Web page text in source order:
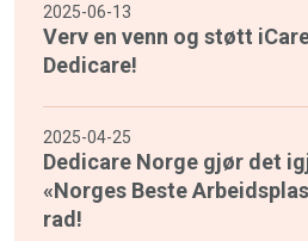
2025-06-13
Verv en venn og støtt
Dedicare!
2025-04-25
Dedicare Norge gjør det
«Norges Beste
rad!